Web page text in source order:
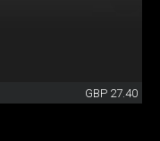
GBP 27.40